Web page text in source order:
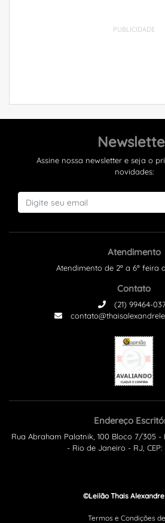
PUBLICIDADE
Assine nossa newsletter e seja o
novidades:
Atendimento
Atendimento de 2ª a 6ª feira
Contato
(21) 99464-
Endereço
Rua Abraham Palatnik, 100 Bloco 7/305 -
- Rio de Janeiro - RJ, CEP:
©Leilão Thais Alexandre
Termos e Condições